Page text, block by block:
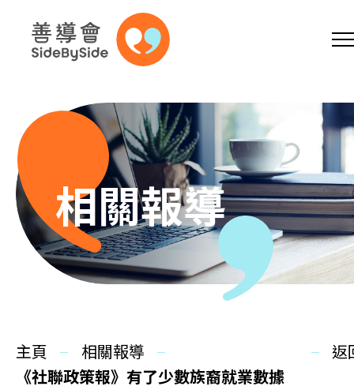
跳到內容（按回車鍵）
A A A EN
主頁
同你講故事
相關報導
主頁
相關報導
《社聯政策報》有了少數族裔就業數據
返